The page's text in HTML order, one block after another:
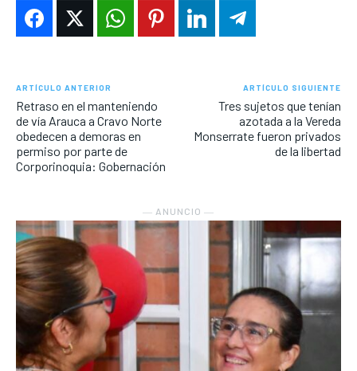
ARTÍCULO ANTERIOR
Retraso en el manteniendo
de vía Arauca a Cravo Norte
obedecen a demoras en
permiso por parte de
Corporinoquia: Gobernación
ARTÍCULO SIGUIENTE
Tres sujetos que tenían
azotada a la Vereda
Monserrate fueron privados
de la libertad
― ANUNCIO ―